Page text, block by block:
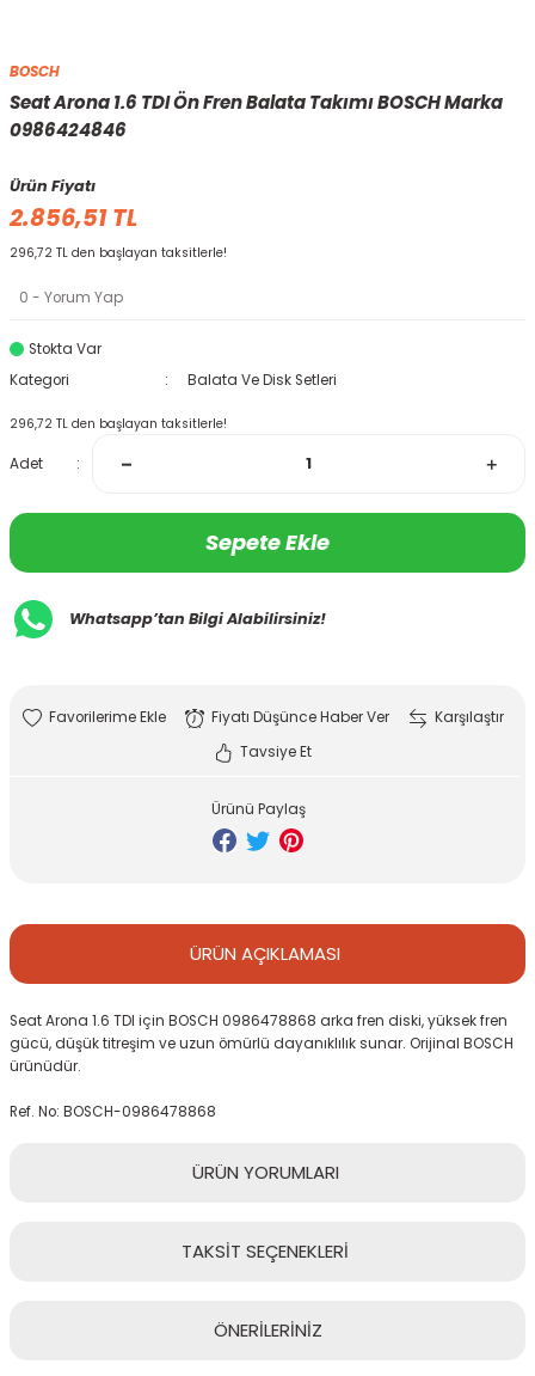
BOSCH
Seat Arona 1.6 TDI Ön Fren Balata Takımı BOSCH Marka
0986424846
Ürün Fiyatı
2.856,51 TL
296,72 TL den başlayan taksitlerle!
0 - Yorum Yap
Stokta Var
Kategori
Balata Ve Disk Setleri
296,72 TL den başlayan taksitlerle!
Adet
Sepete Ekle
Whatsapp’tan Bilgi Alabilirsiniz!
Fiyatı Düşünce Haber Ver
Karşılaştır
Tavsiye Et
Ürünü Paylaş
ÜRÜN AÇIKLAMASI
Seat Arona 1.6 TDI için BOSCH 0986478868 arka fren diski, yüksek fren
gücü, düşük titreşim ve uzun ömürlü dayanıklılık sunar. Orijinal BOSCH
ürünüdür.
Ref. No: BOSCH-0986478868
ÜRÜN YORUMLARI
TAKSİT SEÇENEKLERİ
ÖNERİLERİNİZ